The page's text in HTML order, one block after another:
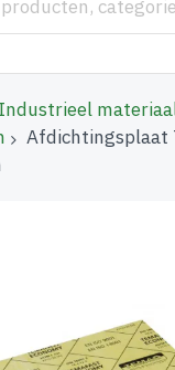
Industrieel
Afdichtingsplaat